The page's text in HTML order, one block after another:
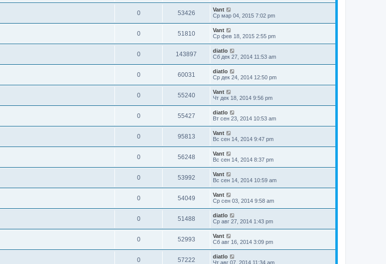
0 53426
Vant
Ср мар 04, 2015 7:02 pm
0 51810
Vant
Ср фев 18, 2015 2:55 pm
0 143897
diatlo
Сб дек 27, 2014 11:53 am
0 60031
diatlo
Ср дек 24, 2014 12:50 pm
0 55240
Vant
Чт дек 18, 2014 9:56 pm
0 55427
diatlo
Вт сен 23, 2014 10:53 am
0 95813
Vant
Вс сен 14, 2014 9:47 pm
0 56248
Vant
Вс сен 14, 2014 8:37 pm
0 53992
Vant
Вс сен 14, 2014 10:59 am
0 54049
Vant
Ср сен 03, 2014 9:58 am
0 51488
diatlo
Ср авг 27, 2014 1:43 pm
0 52993
Vant
Сб авг 16, 2014 3:09 pm
0 57222
diatlo
Чт авг 07, 2014 11:34 am